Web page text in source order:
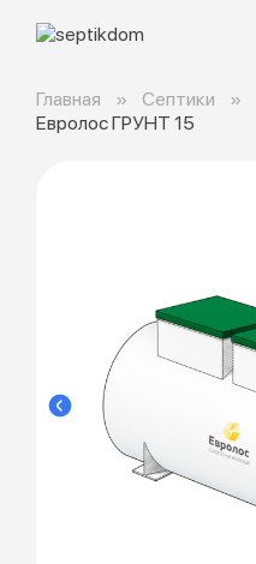
Главная Септики
Евролос ГРУНТ 15